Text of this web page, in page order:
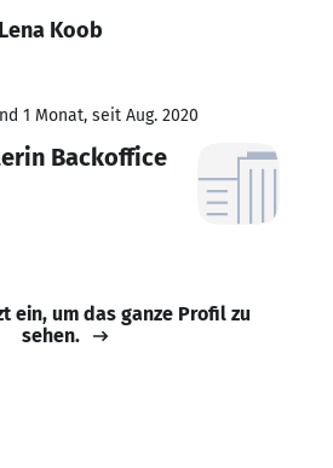
Koob
1 Monat, seit Aug. 2020
Backoffice
ein, um das ganze Profil zu
sehen.